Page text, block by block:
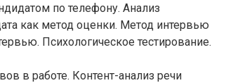
по телефону. Анализ
как метод оценки. Метод интервью
Психологическое тестирование.
в работе. Контент-анализ речи